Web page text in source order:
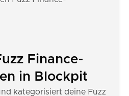
Finance-
in Blockpit
kategorisiert deine Fuzz